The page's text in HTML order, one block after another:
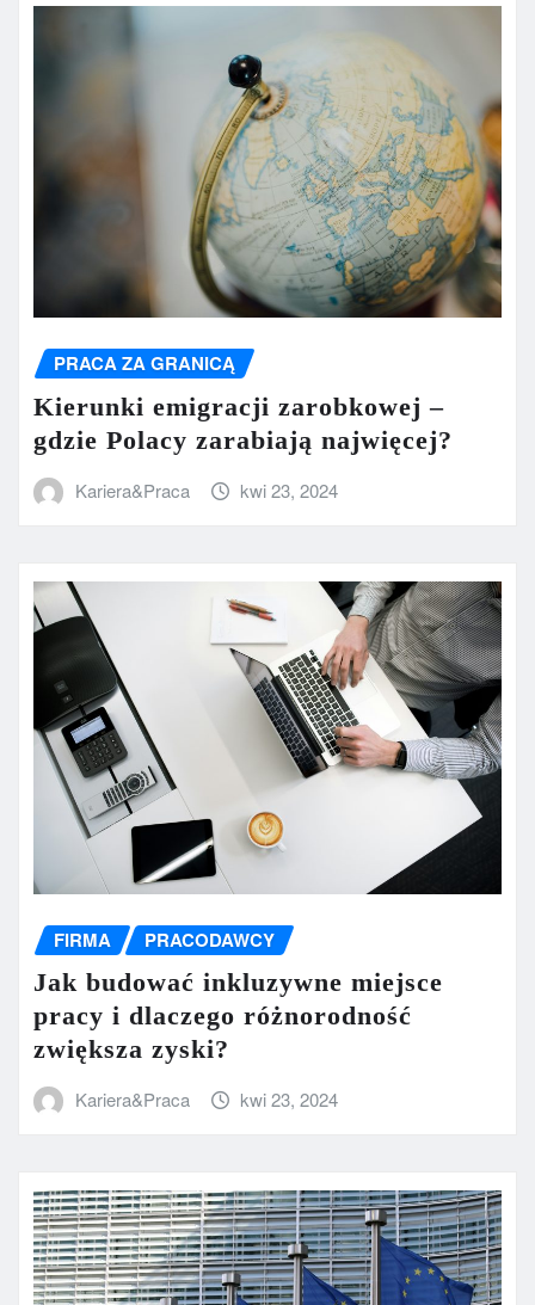
PRACA ZA GRANICĄ
Kierunki emigracji zarobkowej –
gdzie Polacy zarabiają najwięcej?
Kariera&Praca kwi 23, 2024
FIRMA PRACODAWCY
Jak budować inkluzywne miejsce
pracy i dlaczego różnorodność
zwiększa zyski?
Kariera&Praca kwi 23, 2024